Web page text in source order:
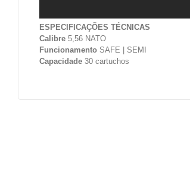
ESPECIFICAÇÕES TÉCNICAS
Calibre 5,56 NATO
Funcionamento SAFE | SEMI
Capacidade 30 cartuchos